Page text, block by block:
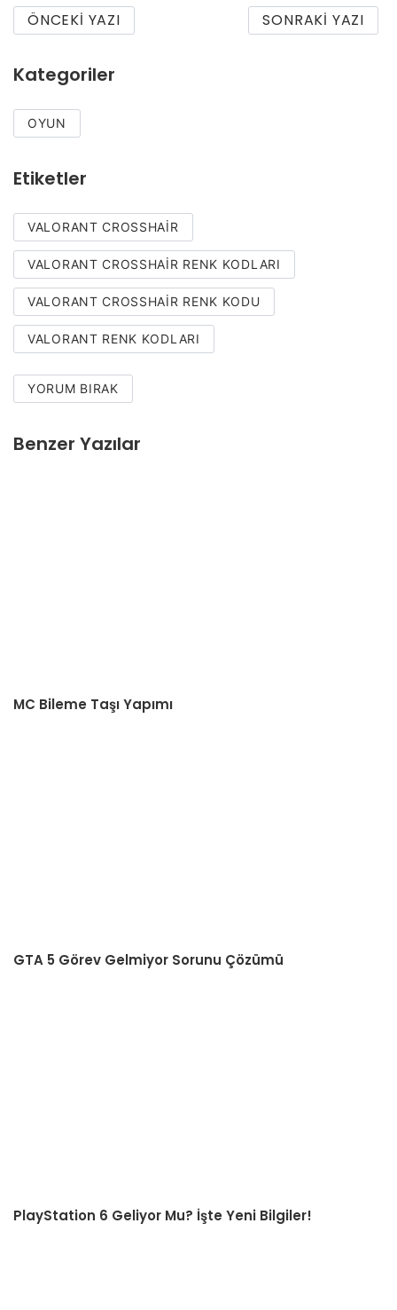
ÖNCEKI YAZI SONRAKI YAZI
Kategoriler
OYUN
Etiketler
VALORANT CROSSHAIR
VALORANT CROSSHAIR RENK KODLARI
VALORANT CROSSHAIR RENK KODU
VALORANT RENK KODLARI
YORUM BIRAK
Benzer Yazılar
MC Bileme Taşı Yapımı
GTA 5 Görev Gelmiyor Sorunu Çözümü
PlayStation 6 Geliyor Mu? İşte Yeni Bilgiler!